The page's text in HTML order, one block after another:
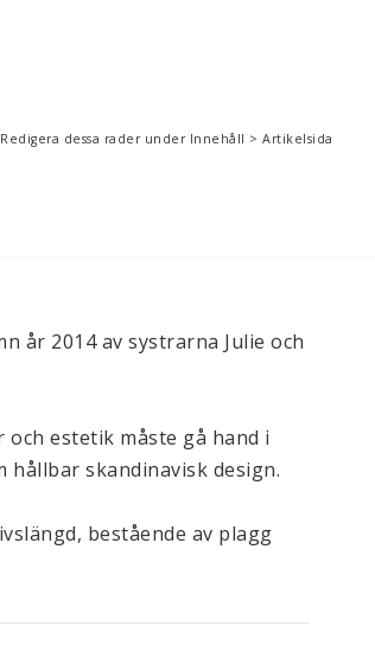
dessa rader under Innehåll > Artikelsida
år 2014 av systrarna Julie och
estetik måste gå hand i
skandinavisk design.
bestående av plagg